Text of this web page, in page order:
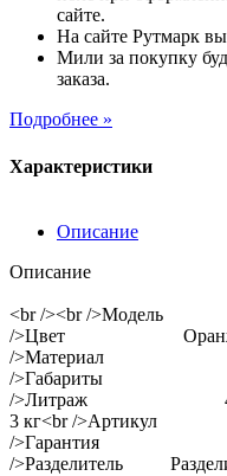
сайте.
На сайте Рутмарк
Мили за покупку
заказа.
Подробнее »
Характеристики
Описание
Описание
<br /><br />Модель
/>Цвет
/>Материал
/>Габариты
/>Литраж
3 кг<br /
/>Гарантия 5
/>Разделитель